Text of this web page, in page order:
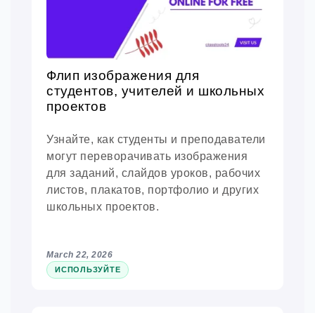
Флип изображения для
студентов, учителей и школьных
проектов
Узнайте, как студенты и преподаватели
могут переворачивать изображения
для заданий, слайдов уроков, рабочих
листов, плакатов, портфолио и других
школьных проектов.
March 22, 2026
ИСПОЛЬЗУЙТЕ